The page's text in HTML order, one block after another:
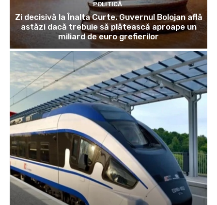
POLITICĂ
Zi decisivă la Înalta Curte. Guvernul Bolojan află
astăzi dacă trebuie să plătească aproape un
miliard de euro grefierilor